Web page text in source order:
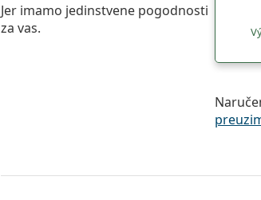
Jer imamo jedinstvene pogodnosti
za vas.